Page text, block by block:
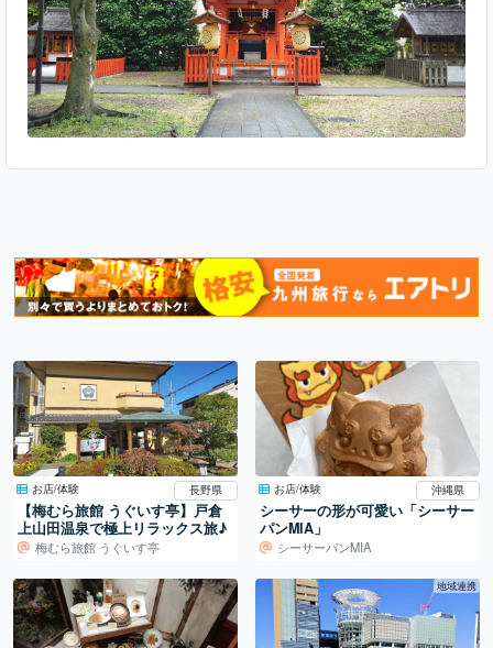
お店/体験 長野県
【梅むら旅館 うぐいす亭】戸倉
上山田温泉で極上リラックス旅♪
梅むら旅館 うぐいす亭
お店/体験 沖縄県
シーサーの形が可愛い「シーサー
パンMIA」
シーサーパンMIA
地域連携